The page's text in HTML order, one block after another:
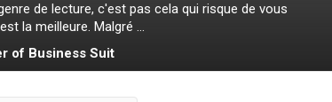
de lecture, c'est pas cela qui risque de vous
la meilleure. Malgré ...
of Business Suit